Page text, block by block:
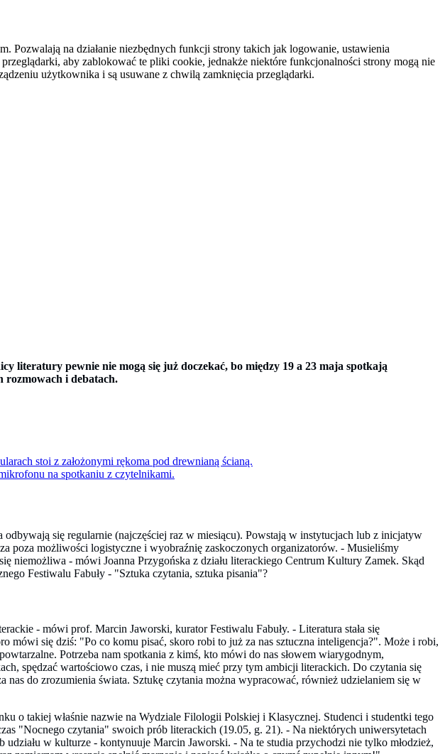
Pozwalają na działanie niezbędnych funkcji strony takich jak logowanie, ustawienia
aby zablokować te pliki cookie, jednakże niektóre funkcjonalności strony mogą nie
użytkownika i są usuwane z chwilą zamknięcia przeglądarki.
literatury pewnie nie mogą się już doczekać, bo między 19 a 23 maja spotkają
rozmowach i debatach.
się regularnie (najczęściej raz w miesiącu). Powstają w instytucjach lub z inicjatyw
poza możliwości logistyczne i wyobraźnię zaskoczonych organizatorów. - Musieliśmy
niemożliwa - mówi Joanna Przygońska z działu literackiego Centrum Kultury Zamek. Skąd
Festiwalu Fabuły - "Sztuka czytania, sztuka pisania"?
- mówi prof. Marcin Jaworski, kurator Festiwalu Fabuły. - Literatura stała się
mówi się dziś: "Po co komu pisać, skoro robi to już za nas sztuczna inteligencja?". Może i robi,
Potrzeba nam spotkania z kimś, kto mówi do nas słowem wiarygodnym,
spędzać wartościowo czas, i nie muszą mieć przy tym ambicji literackich. Do czytania się
do zrozumienia świata. Sztukę czytania można wypracować, również udzielaniem się w
o takiej właśnie nazwie na Wydziale Filologii Polskiej i Klasycznej. Studenci i studentki tego
"Nocnego czytania" swoich prób literackich (19.05, g. 21). - Na niektórych uniwersytetach
w kulturze - kontynuuje Marcin Jaworski. - Na te studia przychodzi nie tylko młodzież,